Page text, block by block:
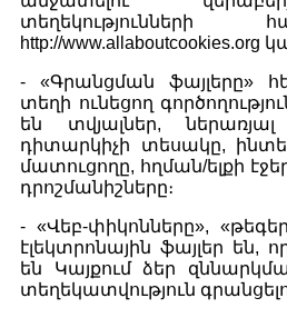
տեղեկությունների
http://www.allaboutcookies.org
- «Գրանցման ֆայլերը»
տեղի ունեցող
են տվյալներ,
դիտարկիչի տեսակը,
մատուցողը, հղման/ելքի
դրոշմանիշները։
- «Վեբ-փիկոնները»,
էլեկտրոնային ֆայլեր են,
են Կայքում ձեր
տեղեկատվություն